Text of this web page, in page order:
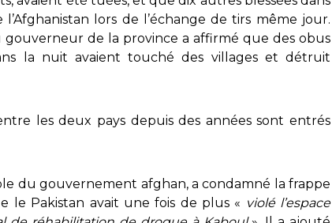
lors de l’échange de tirs même jour.
de la province a affirmé que des obus
la nuit avaient touché des villages et détruit
les deux pays depuis des années sont entrés
du gouvernement afghan, a condamné la frappe
le Pakistan avait une fois de plus « violé l’espace